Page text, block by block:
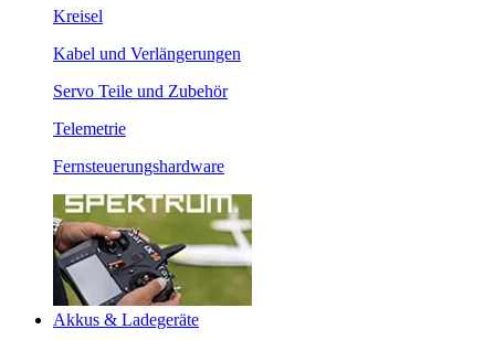
Kreisel
Kabel und Verlängerungen
Servo Teile und Zubehör
Telemetrie
Fernsteuerungshardware
Akkus & Ladegeräte